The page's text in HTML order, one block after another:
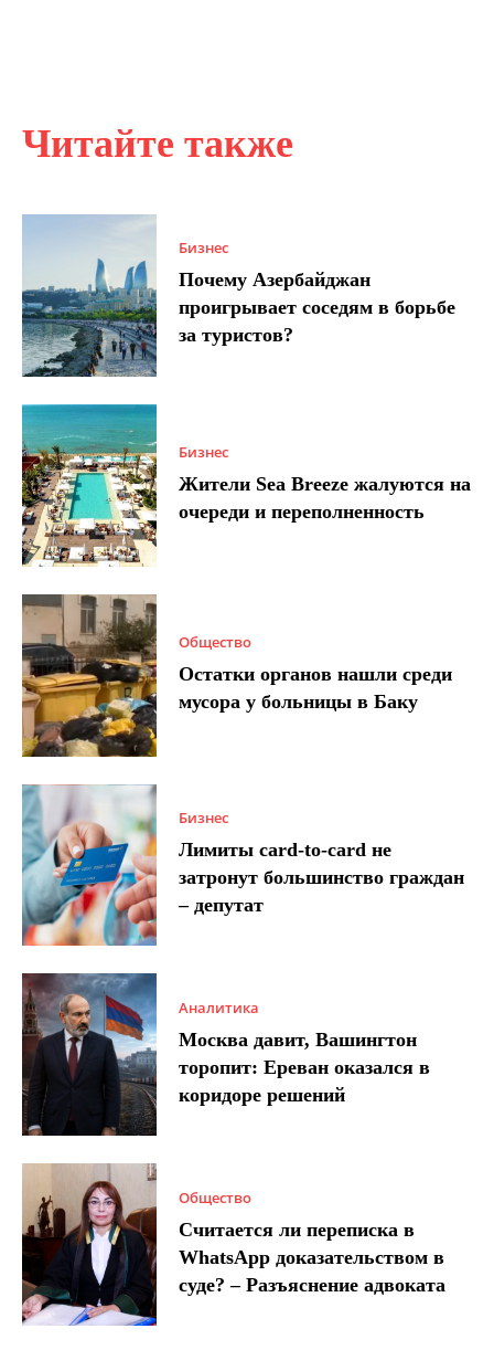
Читайте также
Бизнес
Почему Азербайджан
проигрывает соседям в борьбе
за туристов?
Бизнес
Жители Sea Breeze жалуются на
очереди и переполненность
Общество
Остатки органов нашли среди
мусора у больницы в Баку
Бизнес
Лимиты card-to-card не
затронут большинство граждан
– депутат
Аналитика
Москва давит, Вашингтон
торопит: Ереван оказался в
коридоре решений
Общество
Считается ли переписка в
WhatsApp доказательством в
суде? – Разъяснение адвоката